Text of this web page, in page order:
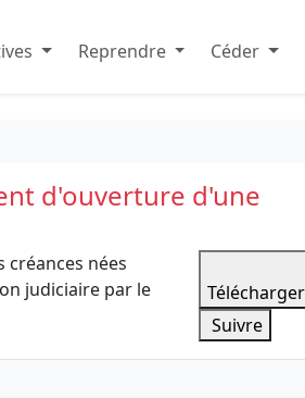
Reprendre Céder
d'ouverture d'une
créances nées
judiciaire par le
Télécharger
Suivre